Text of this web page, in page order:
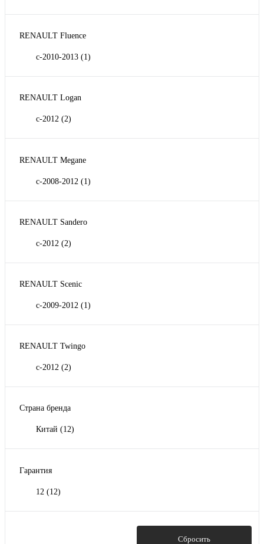
RENAULT Fluence
с-2010-2013 (1)
RENAULT Logan
с-2012 (2)
RENAULT Megane
с-2008-2012 (1)
RENAULT Sandero
с-2012 (2)
RENAULT Scenic
с-2009-2012 (1)
RENAULT Twingo
с-2012 (2)
Страна бренда
Китай (12)
Гарантия
12 (12)
Сбросить